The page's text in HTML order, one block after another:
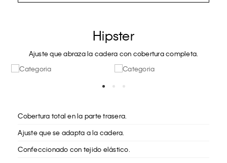
Hipster
Ajuste que abraza la cadera con cobertura completa.
Cobertura total en la parte trasera.
Ajuste que se adapta a la cadera.
Confeccionado con tejido elástico.